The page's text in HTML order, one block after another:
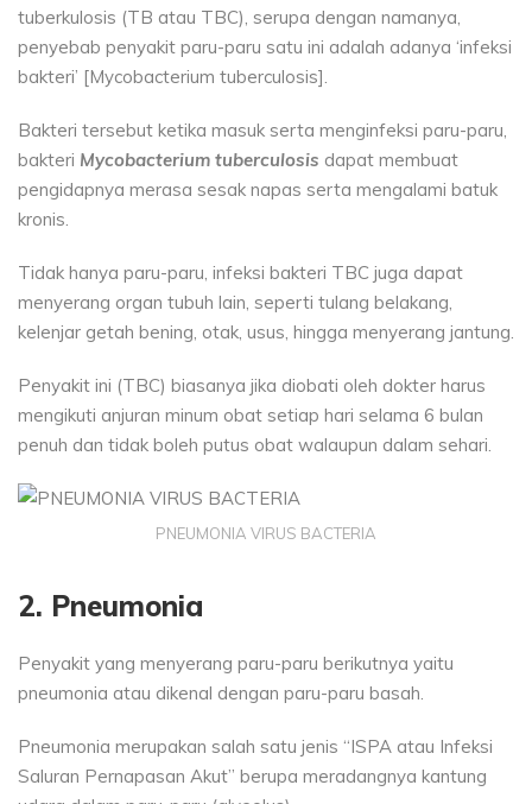
tuberkulosis (TB atau TBC), serupa dengan namanya,
penyebab penyakit paru-paru satu ini adalah adanya ‘infeksi
bakteri’ [Mycobacterium tuberculosis].
Bakteri tersebut ketika masuk serta menginfeksi paru-paru,
bakteri Mycobacterium tuberculosis dapat membuat
pengidapnya merasa sesak napas serta mengalami batuk
kronis.
Tidak hanya paru-paru, infeksi bakteri TBC juga dapat
menyerang organ tubuh lain, seperti tulang belakang,
kelenjar getah bening, otak, usus, hingga menyerang jantung.
Penyakit ini (TBC) biasanya jika diobati oleh dokter harus
mengikuti anjuran minum obat setiap hari selama 6 bulan
penuh dan tidak boleh putus obat walaupun dalam sehari.
PNEUMONIA VIRUS BACTERIA
2. Pneumonia
Penyakit yang menyerang paru-paru berikutnya yaitu
pneumonia atau dikenal dengan paru-paru basah.
Pneumonia merupakan salah satu jenis “ISPA atau Infeksi
Saluran Pernapasan Akut” berupa meradangnya kantung